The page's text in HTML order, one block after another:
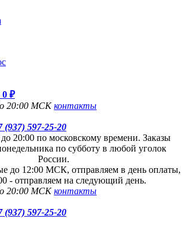
0 ₽
20:00 МСКконтакты
(937) 597-25-20
20:00 по московскому времени. Заказы
по субботу в любой уголок
России.
до 12:00 МСК, отправляем в день оплаты,
- отправляем на следующий день.
20:00 МСКконтакты
(937) 597-25-20